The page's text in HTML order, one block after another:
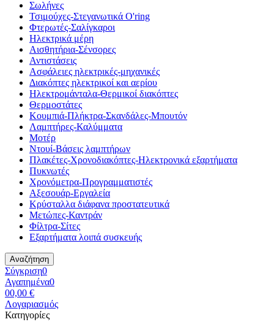
Σωλήνες
Τσιμούχες-Στεγανωτικά O'ring
Φτερωτές-Σαλίγκαροι
Ηλεκτρικά μέρη
Αισθητήρια-Σένσορες
Αντιστάσεις
Ασφάλειες ηλεκτρικές-μηχανικές
Διακόπτες ηλεκτρικοί και αερίου
Ηλεκτρομάνταλα-Θερμικοί διακόπτες
Θερμοστάτες
Κουμπιά-Πλήκτρα-Σκανδάλες-Μπουτόν
Λαμπτήρες-Καλύμματα
Μοτέρ
Ντουί-Βάσεις λαμπτήρων
Πλακέτες-Χρονοδιακόπτες-Ηλεκτρονικά εξαρτήματα
Πυκνωτές
Χρονόμετρα-Προγραμματιστές
Αξεσουάρ-Εργαλεία
Κρύσταλλα διάφανα προστατευτικά
Μετώπες-Καντράν
Φίλτρα-Σίτες
Εξαρτήματα λοιπά συσκευής
Αναζήτηση
Σύγκριση0
Αγαπημένα0
00,00 €
Λογαριασμός
Κατηγορίες